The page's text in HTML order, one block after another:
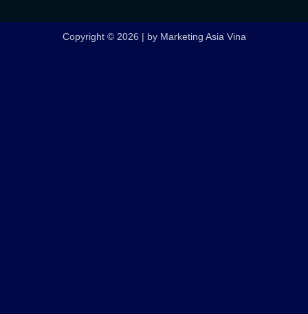
Copyright © 2026 | by Marketing Asia Vina